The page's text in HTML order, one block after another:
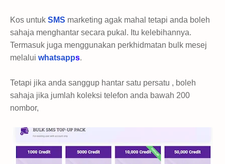
Kos untuk SMS marketing agak mahal tetapi anda boleh
sahaja menghantar secara pukal. Itu kelebihannya.
Termasuk juga menggunakan perkhidmatan bulk mesej
melalui whatsapps.
Tetapi jika anda sanggup hantar satu persatu , boleh
sahaja jika jumlah koleksi telefon anda bawah 200
nombor,